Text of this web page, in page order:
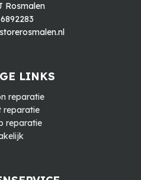
Rosmalen
LINKS
reparatie
reparatie
reparatie